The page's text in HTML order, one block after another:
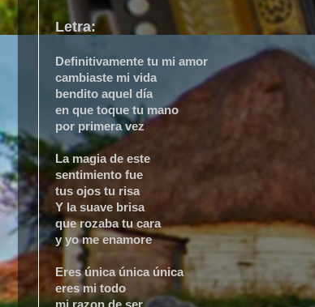
Letra:
Definitivamente tu mi amor
cambiaste mi vida
bendito aquel día
en que toque tu mano
por primera vez
La magia de este
sentimiento fue
tus ojos tu risa
Y la suave brisa
que rozaba tu cara
y yo me enamore
Eres única única única
eres mi todo